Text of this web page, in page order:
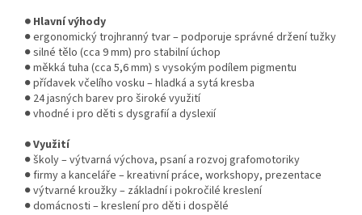
● Hlavní výhody
● ergonomický trojhranný tvar – podporuje správné držení tužky
● silné tělo (cca 9 mm) pro stabilní úchop
● měkká tuha (cca 5,6 mm) s vysokým podílem pigmentu
● přídavek včelího vosku – hladká a sytá kresba
● 24 jasných barev pro široké využití
● vhodné i pro děti s dysgrafií a dyslexií
● Využití
● školy – výtvarná výchova, psaní a rozvoj grafomotoriky
● firmy a kanceláře – kreativní práce, workshopy, prezentace
● výtvarné kroužky – základní i pokročilé kreslení
● domácnosti – kreslení pro děti i dospělé